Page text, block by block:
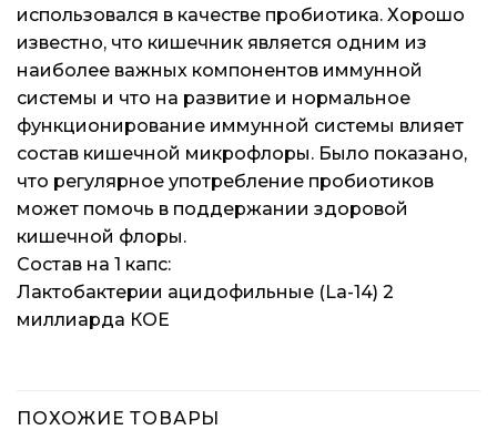
использовался в качестве пробиотика. Хорошо
известно, что кишечник является одним из
наиболее важных компонентов иммунной
системы и что на развитие и нормальное
функционирование иммунной системы влияет
состав кишечной микрофлоры. Было показано,
что регулярное употребление пробиотиков
может помочь в поддержании здоровой
кишечной флоры.
Состав на 1 капс:
Лактобактерии ацидофильные (La-14) 2
миллиарда КОЕ
ПОХОЖИЕ ТОВАРЫ